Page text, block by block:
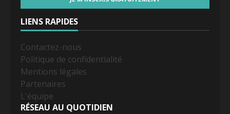
LIENS RAPIDES
Contactez-nous
Politique de confidentialité
Mentions légales
Partenaires
L'équipe
RÉSEAU AU QUOTIDIEN